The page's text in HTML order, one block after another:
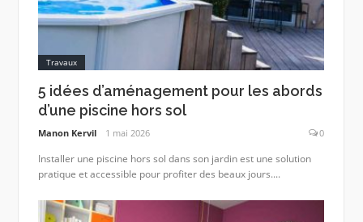
Travaux
5 idées d’aménagement pour les abords
d’une piscine hors sol
Manon Kervil 1 mai 2026 0
Installer une piscine hors sol dans son jardin est une solution
pratique et accessible pour profiter des beaux jours....